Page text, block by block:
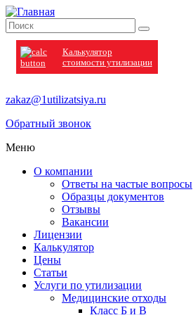
Калькулятор
стоимости утилизации
zakaz@1utilizatsiya.ru
Обратный звонок
Меню
О компании
Ответы на частые вопросы
Образцы документов
Отзывы
Вакансии
Лицензии
Калькулятор
Цены
Статьи
Услуги по утилизации
Медицинские отходы
Класс Б и В